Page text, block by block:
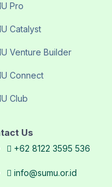
Pro
Catalyst
Venture Builder
Connect
Club
Us
+62 8122 3595 536
info@sumu.or.id